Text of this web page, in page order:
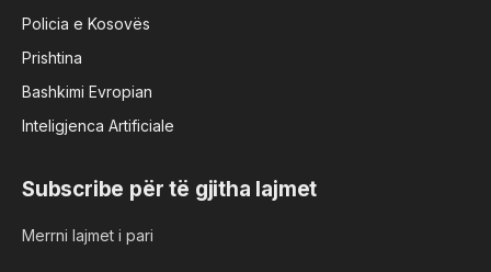
Policia e Kosovës
Prishtina
Bashkimi Evropian
Inteligjenca Artificiale
Subscribe për të gjitha lajmet
Merrni lajmet i pari